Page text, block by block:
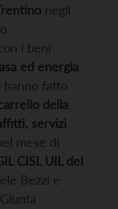
negli
i beni
ed energia
hanno fatto
della
servizi
mese di
CISL UIL del
Bezzi e